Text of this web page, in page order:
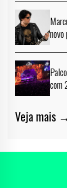
com
Veja mais